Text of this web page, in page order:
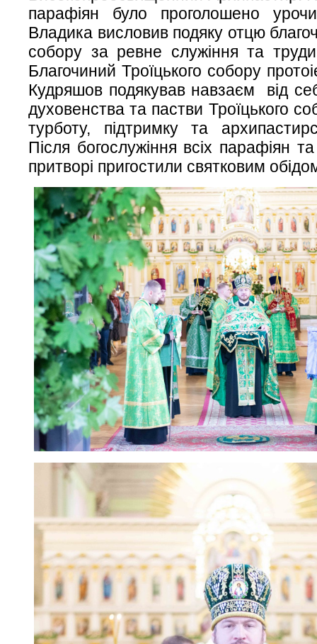
парафіян було проголошено
Владика висловив подяку отцю
собору за ревне служіння та
Благочиний Троїцького собору
Кудряшов подякував навзаєм від
духовенства та пастви Троїцького
турботу, підтримку та
Після богослужіння всіх парафіян
притворі пригостили святковим